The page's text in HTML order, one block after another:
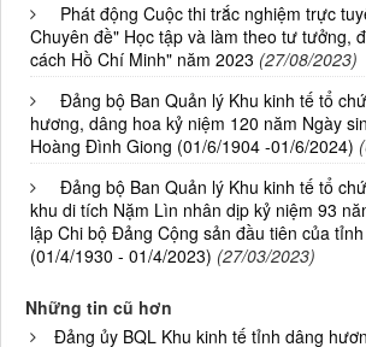
Phát động Cuộc thi trắc nghiệm trực
Chuyên đề" Học tập và làm theo tư tưởng,
cách Hồ Chí Minh" năm 2023 (27/08/2023)
Đảng bộ Ban Quản lý Khu kinh tế tổ
hương, dâng hoa kỷ niệm 120 năm Ngày
Hoàng Đình Giong (01/6/1904 -01/6/2024)
Đảng bộ Ban Quản lý Khu kinh tế tổ
khu di tích Nặm Lìn nhân dịp kỷ niệm 93
lập Chi bộ Đảng Cộng sản đầu tiên của
(01/4/1930 - 01/4/2023) (27/03/2023)
Những tin cũ hơn
Đảng ủy BQL Khu kinh tế tỉnh dâng